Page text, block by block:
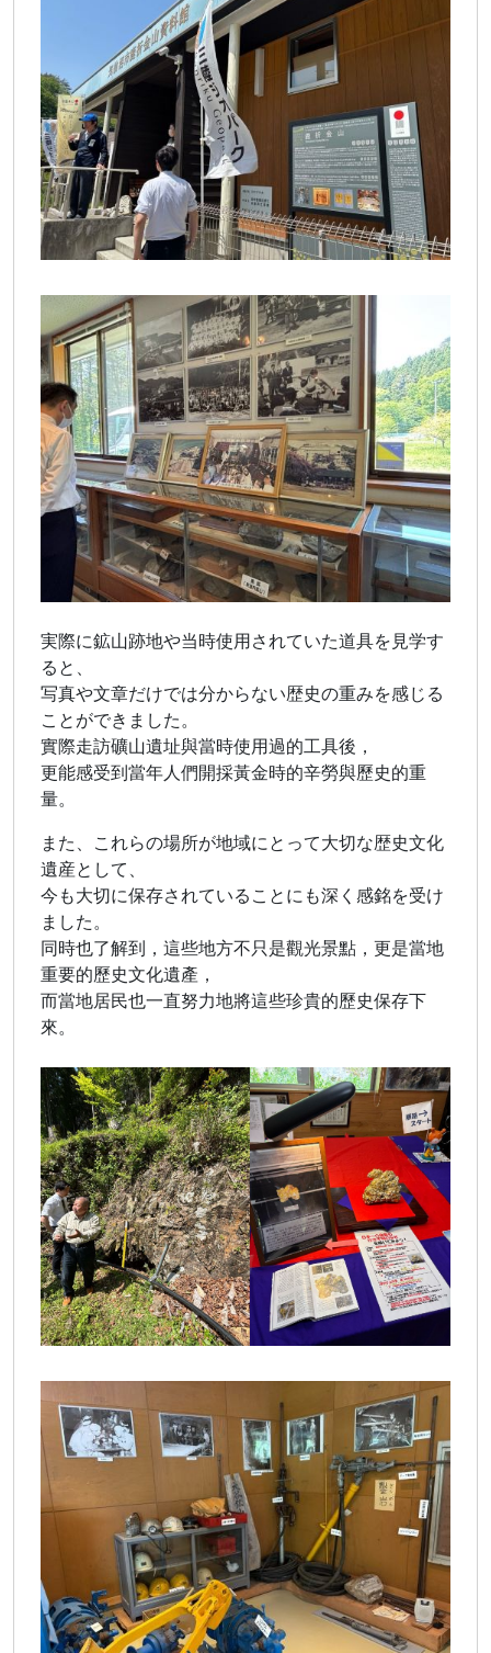
実際に鉱山跡地や当時使用されていた道具を見学す
ると、
写真や文章だけでは分からない歴史の重みを感じる
ことができました。
實際走訪礦山遺址與當時使用過的工具後，
更能感受到當年人們開採黃金時的辛勞與歷史的重
量。
また、これらの場所が地域にとって大切な歴史文化
遺産として、
今も大切に保存されていることにも深く感銘を受け
ました。
同時也了解到，這些地方不只是觀光景點，更是當地
重要的歷史文化遺產，
而當地居民也一直努力地將這些珍貴的歷史保存下
來。